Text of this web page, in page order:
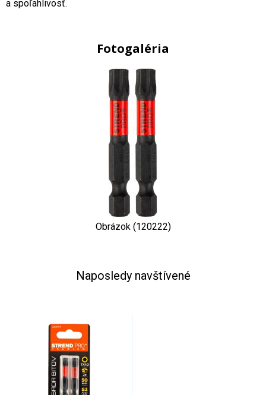
a spoľahlivosť.
Fotogaléria
Obrázok (120222)
Naposledy navštívené